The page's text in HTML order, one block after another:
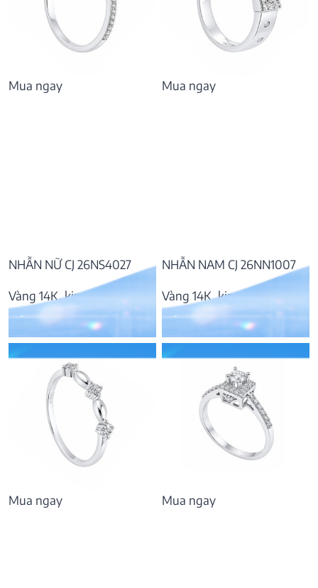
Mua ngay
NHẪN NỮ CJ 26NS4027
Vàng 14K, kim cương
10.426.000₫
Mua ngay
NHẪN NAM CJ 26NN1007
Vàng 14K, kim cương
29.523.000₫
Mua ngay Mua ngay